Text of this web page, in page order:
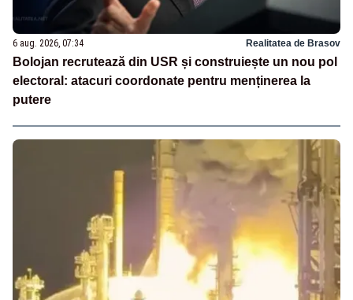
6 aug. 2026, 07:34 Realitatea de Brasov
Bolojan recrutează din USR și construiește un nou pol
electoral: atacuri coordonate pentru menținerea la
putere